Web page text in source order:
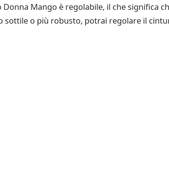
Mango è regolabile, il che significa
sottile o più robusto, potrai regolare il